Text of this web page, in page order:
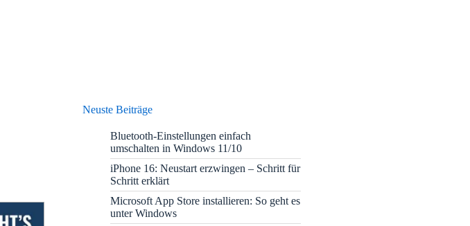
Neuste Beiträge
Bluetooth-Einstellungen einfach
umschalten in Windows 11/10
iPhone 16: Neustart erzwingen – Schritt für
Schritt erklärt
Microsoft App Store installieren: So geht es
unter Windows